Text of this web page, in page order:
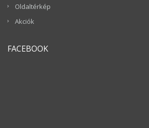
Oldaltérkép
Akciók
FACEBOOK